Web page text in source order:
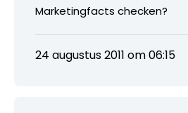
Marketingfacts checken?
24 augustus 2011 om 06:15